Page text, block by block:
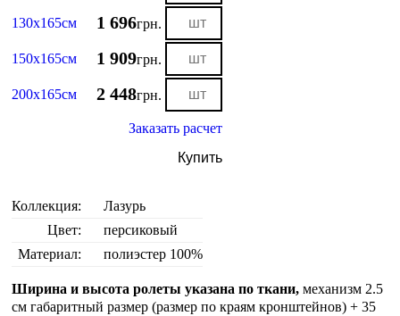
130х165см 1 696грн.
150х165см 1 909грн.
200х165см 2 448грн.
Заказать расчет
Купить
Коллекция:
Лазурь
Цвет:
персиковый
Материал:
полиэстер 100%
Ширина и высота ролеты указана по ткани,механизм 2.5
см габаритный размер (размер по краям кронштейнов) + 35